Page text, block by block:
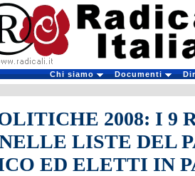
Chi siamo Documenti
2008: I 9
LISTE DEL
ED ELETTI IN